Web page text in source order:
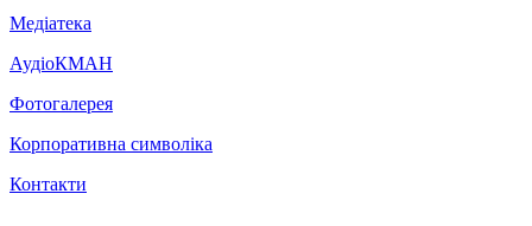
Медіатека
АудіоКМАН
Фотогалерея
Корпоративна символіка
Контакти